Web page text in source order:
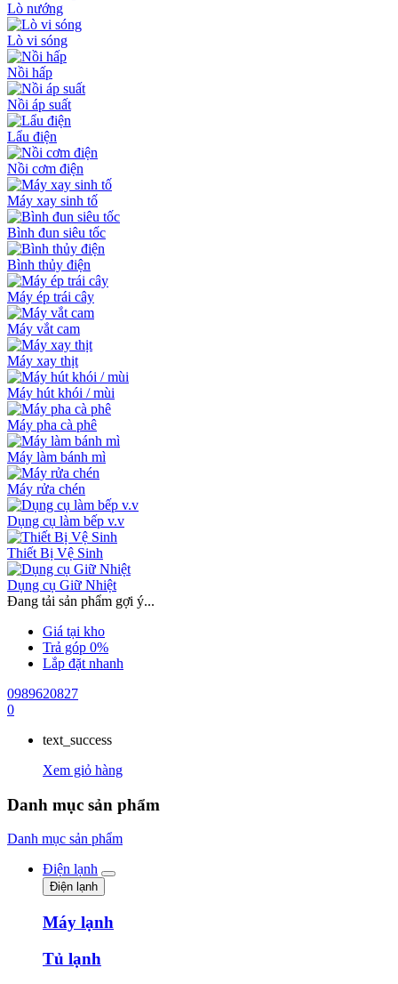
Lò nướng
Lò vi sóng
Nồi hấp
Nồi áp suất
Lẩu điện
Nồi cơm điện
Máy xay sinh tố
Bình đun siêu tốc
Bình thủy điện
Máy ép trái cây
Máy vắt cam
Máy xay thịt
Máy hút khói / mùi
Máy pha cà phê
Máy làm bánh mì
Máy rửa chén
Dụng cụ làm bếp v.v
Thiết Bị Vệ Sinh
Dụng cụ Giữ Nhiệt
Đang tải sản phẩm gợi ý...
Giá tại kho
Trả góp 0%
Lắp đặt nhanh
0989620827
0
text_success
Xem giỏ hàng
Danh mục sản phẩm
Danh mục sản phẩm
Điện lạnh
Điện lạnh
Máy lạnh
Tủ lạnh